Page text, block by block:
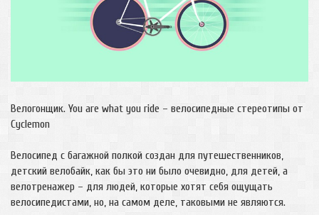
Велогонщик. You are what you ride – велосипедные стереотипы от
Cyclemon
Велосипед с багажной полкой создан для путешественников,
детский велобайк, как бы это ни было очевидно, для детей, а
велотренажер – для людей, которые хотят себя ощущать
велосипедистами, но, на самом деле, таковыми не являются.